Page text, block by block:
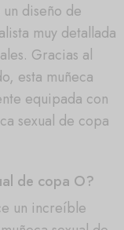
diseño de
muy detallada
Gracias al
esta muñeca
equipada con
sexual de copa
de copa O?
un increíble